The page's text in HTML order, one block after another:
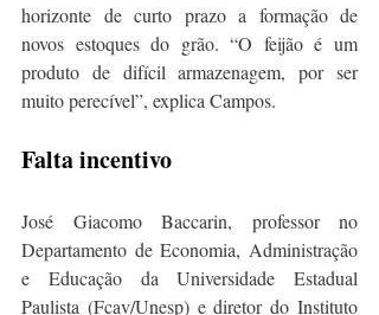
horizonte de curto prazo a formação de
novos estoques do grão. “O feijão é um
produto de difícil armazenagem, por ser
muito perecível”, explica Campos.
Falta incentivo
José Giacomo Baccarin, professor no
Departamento de Economia, Administração
e Educação da Universidade Estadual
Paulista (Fcav/Unesp) e diretor do Instituto